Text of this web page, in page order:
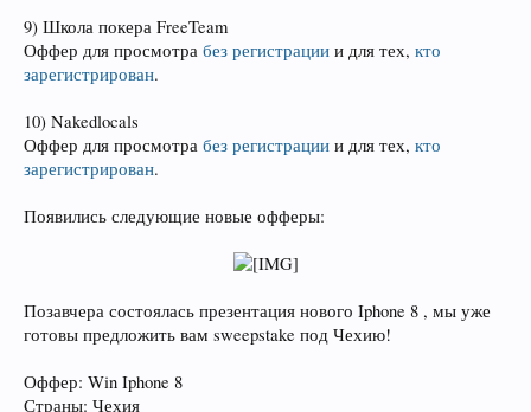
9) Школа покера FreeTeam
Оффер для просмотра без регистрации и для тех, кто
зарегистрирован.
10) Nakedlocals
Оффер для просмотра без регистрации и для тех, кто
зарегистрирован.
Появились следующие новые офферы:
Позавчера состоялась презентация нового Iphone 8 , мы уже
готовы предложить вам sweepstake под Чехию!
Оффер: Win Iphone 8
Страны: Чехия